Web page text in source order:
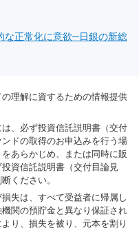
な正常化に意欲─日銀の新総
理解に資するための情報提供
、必ず投資信託説明書（交付
ドの取得のお申込みを行う場
あらかじめ、または同時に販
資信託説明書（交付目論見
ください。
失は、すべて受益者に帰属し
関の預貯金と異なり保証され
り、損失を被り、元本を割り